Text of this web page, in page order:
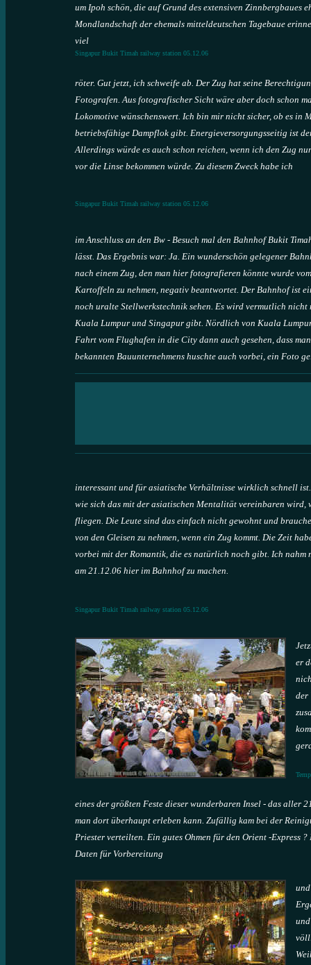
um Ipoh schön, die auf Grund des extensiven Zinnbergbaues
Mondlandschaft der ehemals mitteldeutschen Tagebaue
viel
Singapur Bukit Timah railway station 05.12.06
röter. Gut jetzt, ich schweife ab. Der Zug hat seine
Fotografen. Aus fotografischer Sicht wäre aber doch schon
Lokomotive wünschenswert. Ich bin mir nicht sicher, ob es in
betriebsfähige Dampflok gibt. Energieversorgungsseitig ist
Allerdings würde es auch schon reichen, wenn ich den Zug
vor die Linse bekommen würde. Zu diesem Zweck habe ich
Singapur Bukit Timah railway station 05.12.06
im Anschluss an den Bw - Besuch mal den Bahnhof Bukit
lässt. Das Ergebnis war: Ja. Ein wunderschön gelegener
nach einem Zug, den man hier fotografieren könnte wurde
Kartoffeln zu nehmen, negativ beantwortet. Der Bahnhof ist
noch uralte Stellwerkstechnik sehen. Es wird vermutlich
Kuala Lumpur und Singapur gibt. Nördlich von Kuala
Fahrt vom Flughafen in die City dann auch gesehen, dass
bekannten Bauunternehmens huschte auch vorbei, ein Foto
interessant und für asiatische Verhältnisse wirklich schnell
wie sich das mit der asiatischen Mentalität vereinbaren wird,
fliegen. Die Leute sind das einfach nicht gewohnt und
von den Gleisen zu nehmen, wenn ein Zug kommt. Die Zeit
vorbei mit der Romantik, die es natürlich noch gibt. Ich nahm
am 21.12.06 hier im Bahnhof zu machen.
Singapur Bukit Timah railway station 05.12.06
er
der
eines der größten Feste dieser wunderbaren Insel - das aller
man dort überhaupt erleben kann. Zufällig kam bei der
Priester verteilten. Ein gutes Ohmen für den Orient -Express
Daten für Vorbereitung